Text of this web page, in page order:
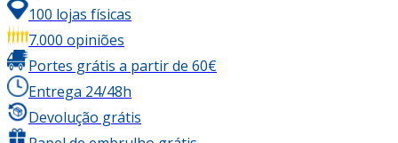
100 lojas físicas
7.000 opiniões
Portes grátis a partir de 60€
Entrega 24/48h
Devolução grátis